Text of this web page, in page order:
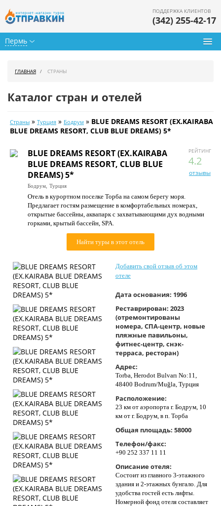
Пермь
ПОДДЕРЖКА КЛИЕНТОВ
(342) 255-42-17
Календарь туров
Цены дня
Страны
Как купить
О нас
Контакты
ГЛАВНАЯ СТРАНЫ
Каталог стран и отелей
Страны » Турция » Бодрум » BLUE DREAMS RESORT (EX.KAIRABA
BLUE DREAMS RESORT, CLUB BLUE DREAMS) 5*
РЕЙТИНГ
4.2
отзывы
BLUE DREAMS RESORT (EX.KAIRABA
BLUE DREAMS RESORT, CLUB BLUE
DREAMS) 5*
Бодрум, Турция
Отель в курортном поселке Торба на самом берегу моря.
Предлагает гостям размещение в комфортабельных номерах,
открытые бассейны, аквапарк с захватывающими дух водными
горками, крытый бассейн, SPA.
Найти туры в этот отель
Добавить свой отзыв об этом
отеле
Дата основания: 1996
Реставрирован: 2023
(отремонтированы
номера, СПА-центр, новые
пляжные павильоны,
фитнес-центр, снэк-
терраса, ресторан)
Адрес:
Torba, Herodot Bulvarı No:11,
48400 Bodrum/Muğla, Турция
Расположение:
23 км от аэропорта г. Бодрум, 10
км от г. Бодрум, в п. Торба
Общая площадь: 58000
Телефон/факс:
+90 252 337 11 11
Описание отеля:
Состоит из главного 3-этажного
здания и 2-этажных бунгало. Для
удобства гостей есть лифты.
Номерной фонд отеля составляет